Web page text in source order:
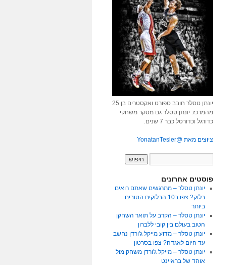
יונתן טסלר חובב ספורט ואקסטרים בן 25
מהמרכז. יונתן טסלר גם מסקר משחקי
כדורגל וכדורסל כבר 7 שנים.
ציוצים מאת @YonatanTesler
פוסטים אחרונים
יונתן טסלר – מתרגשים שאתם רואים
בלוק? צפו ב10 הבלוקים הטובים
ביותר
יונתן טסלר – הקרב על תואר השחקן
הטוב בעולם בין קובי ללברון
יונתן טסלר – מדוע מייקל ג'ורדן נחשב
עד היום לאגדה? צפו בסרטון
יונתן טסלר – מייקל ג'ורדן משחק מול
אוהד של בראיינט